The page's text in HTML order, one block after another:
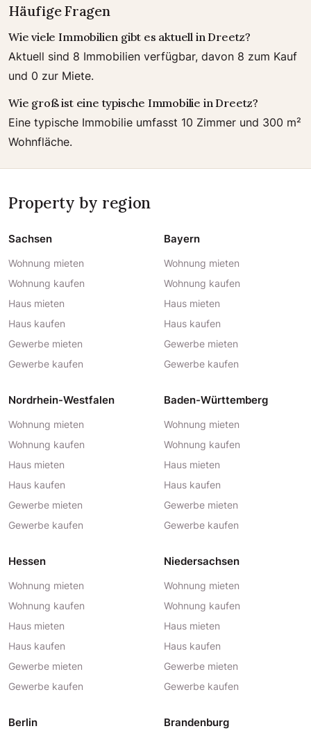
Häufige Fragen
Wie viele Immobilien gibt es aktuell in Dreetz?
Aktuell sind 8 Immobilien verfügbar, davon 8 zum Kauf
und 0 zur Miete.
Wie groß ist eine typische Immobilie in Dreetz?
Eine typische Immobilie umfasst 10 Zimmer und 300 m²
Wohnfläche.
Property by region
Sachsen
Wohnung mieten
Wohnung kaufen
Haus mieten
Haus kaufen
Gewerbe mieten
Gewerbe kaufen
Bayern
Wohnung mieten
Wohnung kaufen
Haus mieten
Haus kaufen
Gewerbe mieten
Gewerbe kaufen
Nordrhein-Westfalen
Wohnung mieten
Wohnung kaufen
Haus mieten
Haus kaufen
Gewerbe mieten
Gewerbe kaufen
Baden-Württemberg
Wohnung mieten
Wohnung kaufen
Haus mieten
Haus kaufen
Gewerbe mieten
Gewerbe kaufen
Hessen
Wohnung mieten
Wohnung kaufen
Haus mieten
Haus kaufen
Gewerbe mieten
Gewerbe kaufen
Niedersachsen
Wohnung mieten
Wohnung kaufen
Haus mieten
Haus kaufen
Gewerbe mieten
Gewerbe kaufen
Berlin Brandenburg